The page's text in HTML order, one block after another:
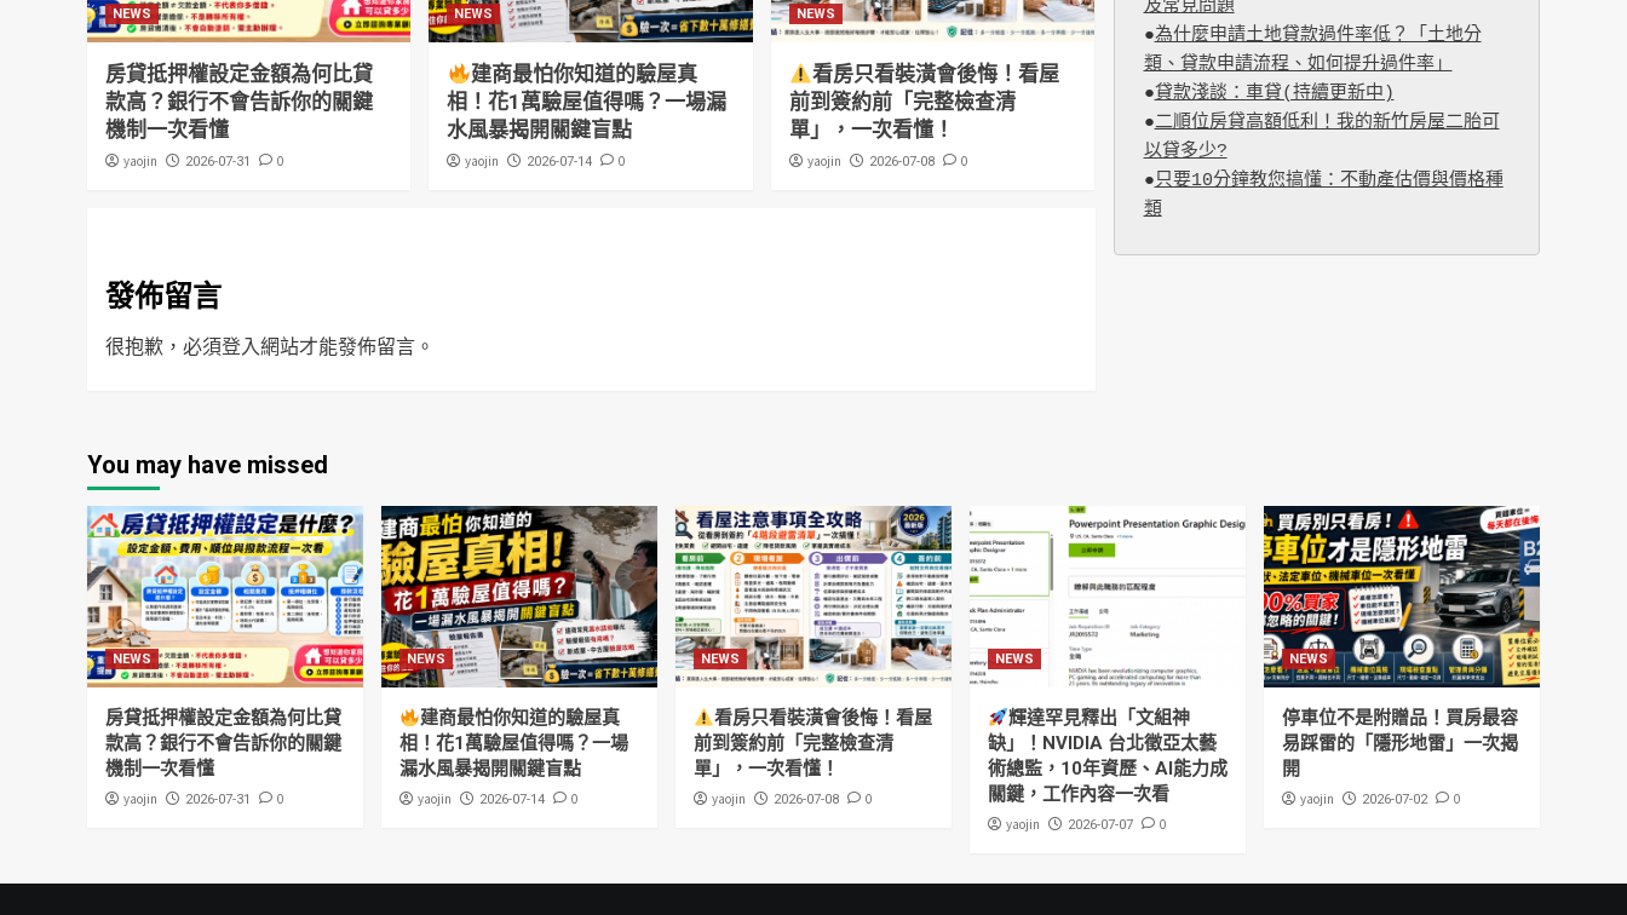
NEWS
房貸抵押權設定金額為何比貸
款高？銀行不會告訴你的關鍵
機制一次看懂
yaojin 2026-07-31 0
NEWS
建商最怕你知道的驗屋真
相！花1萬驗屋值得嗎？一場漏
水風暴揭開關鍵盲點
yaojin 2026-07-14 0
NEWS
看房只看裝潢會後悔！看屋
前到簽約前「完整檢查清
單」，一次看懂！
yaojin 2026-07-08 0
發佈留言
很抱歉，必須登入網站才能發佈留言。
及常見問題
●為什麼申請土地貸款過件率低？「土地分
類、貸款申請流程、如何提升過件率」
●貸款淺談：車貸(持續更新中)
●二順位房貸高額低利！我的新竹房屋二胎可
以貸多少?
●只要10分鐘教您搞懂：不動產估價與價格種
類
You may have missed
NEWS
房貸抵押權設定金額為何比貸
款高？銀行不會告訴你的關鍵
機制一次看懂
yaojin 2026-07-31 0
NEWS
建商最怕你知道的驗屋真
相！花1萬驗屋值得嗎？一場
漏水風暴揭開關鍵盲點
yaojin 2026-07-14 0
NEWS
看房只看裝潢會後悔！看屋
前到簽約前「完整檢查清
單」，一次看懂！
yaojin 2026-07-08 0
NEWS
輝達罕見釋出「文組神
缺」！NVIDIA 台北徵亞太藝
術總監，10年資歷、AI能力成
關鍵，工作內容一次看
yaojin 2026-07-07 0
NEWS
停車位不是附贈品！買房最容
易踩雷的「隱形地雷」一次揭
開
yaojin 2026-07-02 0